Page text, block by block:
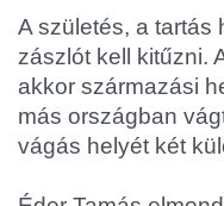
A születés, a tartás
zászlót kell kitűzni.
akkor származási
más országban
vágás helyét két